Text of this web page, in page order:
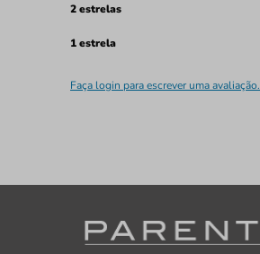
2 estrelas
1 estrela
Faça login para escrever uma avaliação.